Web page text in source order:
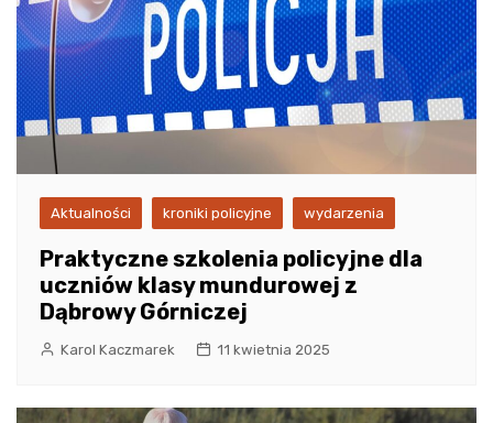
Aktualności kroniki policyjne wydarzenia
Praktyczne szkolenia policyjne dla
uczniów klasy mundurowej z
Dąbrowy Górniczej
Karol Kaczmarek 11 kwietnia 2025